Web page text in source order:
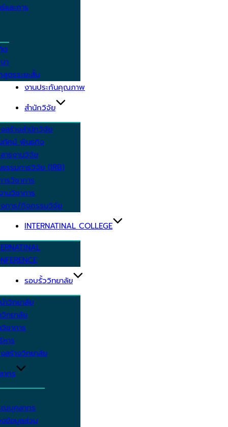
ละการ
ต
า
ตรระยะสั้น
งานประกันคุณภาพ
สำนักวิจัย
สร้างสำนักวิจัย
ทัศน์ พันธกิจ
ารงานวิจัย
รรมการวิจัย (IRB)
รวิชาการ
นวิชาการ
งการ/กิจกรรมวิจัย
INTERNATINAL COLLEGE
รอบรั้ววิทยาลัย
ำวิทยาลัย
ทยาลัย
ชาการ
าร
สร้างวิทยาลัย
กร
ณบุคลากร
ข้อมูลส่วน